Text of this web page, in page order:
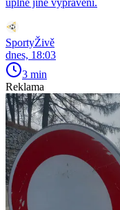
úplně jiné vyprávění.
SportyŽivě
dnes, 18:03
3 min
Reklama